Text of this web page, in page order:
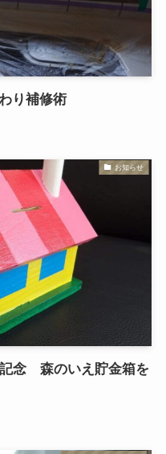
り補修術
お知らせ
念 森のいえ貯金箱を